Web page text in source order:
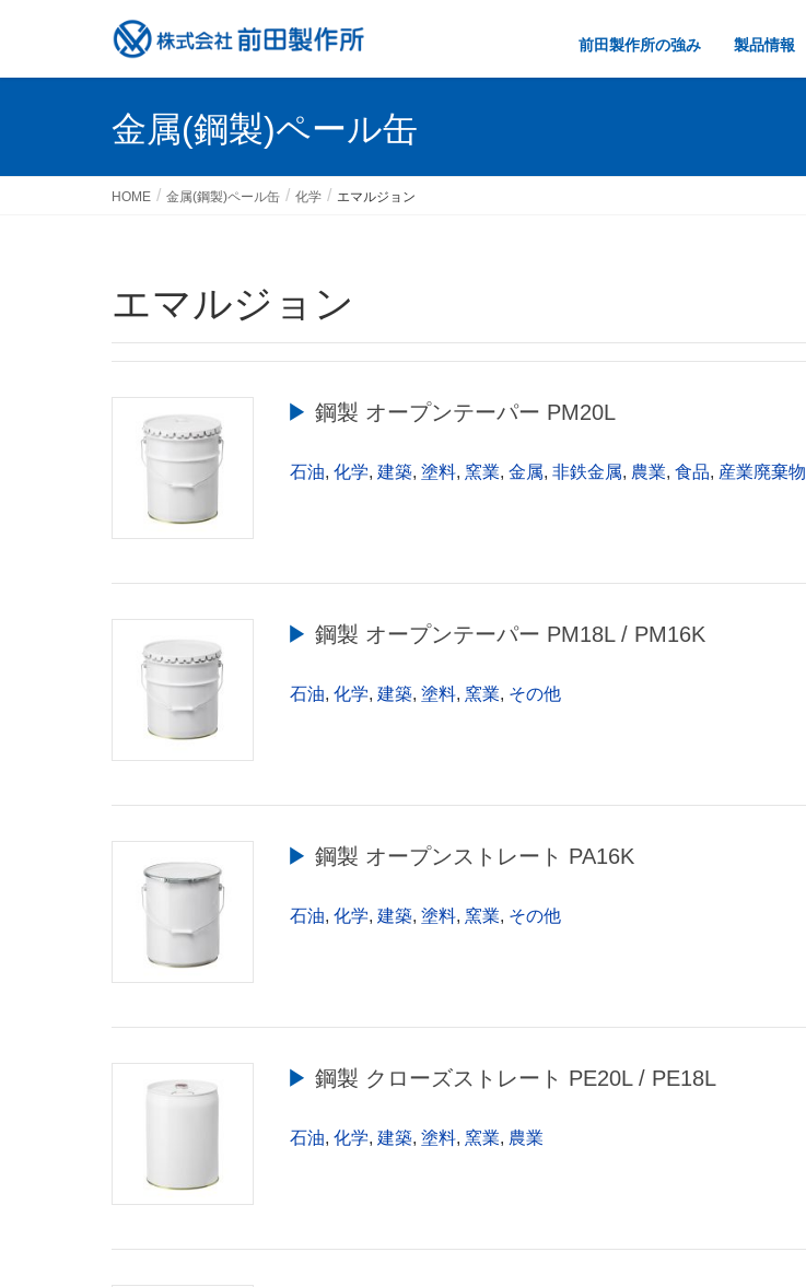
前田製作所の強み 製品情報
金属(鋼製)ペール缶
HOME 金属(鋼製)ペール缶 化学 エマルジョン
エマルジョン
▶︎ 鋼製 オープンテーパー PM20L
石油, 化学, 建築, 塗料, 窯業, 金属, 非鉄金属, 農業, 食品, 産業廃棄物
▶︎ 鋼製 オープンテーパー PM18L / PM16K
石油, 化学, 建築, 塗料, 窯業, その他
▶︎ 鋼製 オープンストレート PA16K
石油, 化学, 建築, 塗料, 窯業, その他
▶︎ 鋼製 クローズストレート PE20L / PE18L
石油, 化学, 建築, 塗料, 窯業, 農業